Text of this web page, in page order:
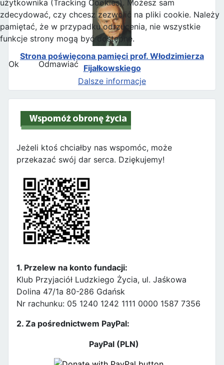
Strona poświęcona pamięci prof. Włodzimierza
Fijałkowskiego
Jeżeli ktoś chciałby nas wspomóc, może
przekazać swój dar serca. Dziękujemy!
1. Przelew na konto fundacji:
Klub Przyjaciół Ludzkiego Życia, ul. Jaśkowa
Dolina 47/1a 80-286 Gdańsk
Nr rachunku: 05 1240 1242 1111 0000 1587 7356
2. Za pośrednictwem PayPal:
PayPal (PLN)
użytkownika (Tracking Cookies). Możesz sam
zdecydować, czy chcesz zezwolić na pliki cookie. Należy
pamiętać, że w przypadku odrzucenia, nie wszystkie
funkcje strony mogą być dostępne.
Ok
Odmawiać
Dalsze informacje